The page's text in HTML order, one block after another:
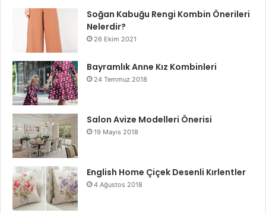
Soğan Kabuğu Rengi Kombin Önerileri
Nelerdir?
26 Ekim 2021
Bayramlık Anne Kız Kombinleri
24 Temmuz 2018
Salon Avize Modelleri Önerisi
19 Mayıs 2018
English Home Çiçek Desenli Kırlentler
4 Ağustos 2018